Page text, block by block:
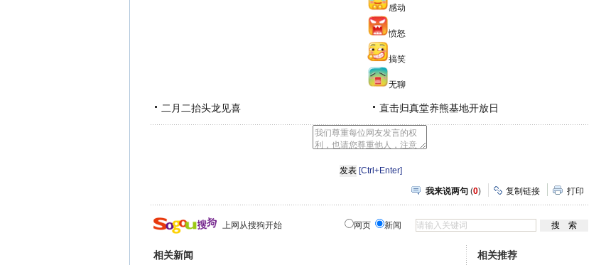
感动
愤怒
搞笑
无聊
二月二抬头龙见喜 直击归真堂养熊基地开放日
[Ctrl+Enter]
我来说两句 (0) 复制链接 打印
上网从搜狗开始 网页 新闻
相关新闻 相关推荐